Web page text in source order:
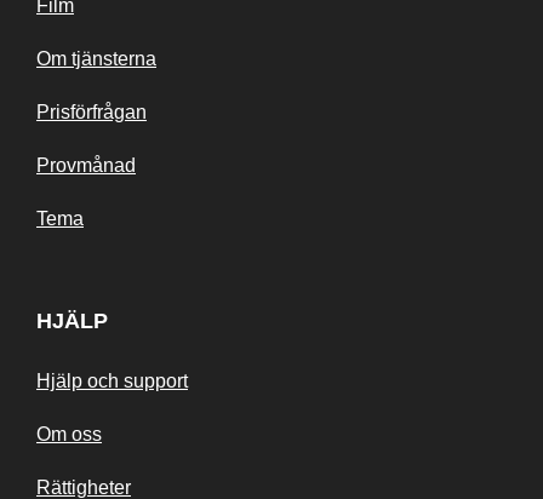
Film
Om tjänsterna
Prisförfrågan
Provmånad
Tema
HJÄLP
Hjälp och support
Om oss
Rättigheter